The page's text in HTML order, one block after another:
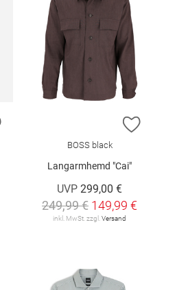
ZUR WUNSCHLISTE HINZUFÜGEN
ZUR
BOSS black
Langarmhemd "Cai"
UVP 299,00 €
249,99 € 149,99 €
inkl. MwSt. zzgl. Versand